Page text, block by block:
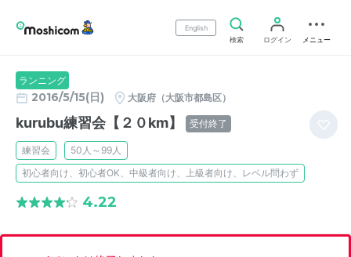
English
検索
ログイン メニュー
ランニング
2016/5/15(日) 大阪府（大阪市都島区）
kurubu練習会【２０km】 受付終了
練習会
50人～99人
初心者向け、初心者OK、中級者向け、上級者向け、レベル問わず
4.22